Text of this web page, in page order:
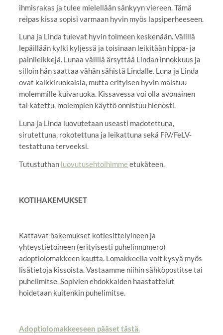
ihmisrakas ja tulee mielellään sänkyyn viereen. Tämä
reipas kissa sopisi varmaan hyvin myös lapsiperheeseen.
Luna ja Linda tulevat hyvin toimeen keskenään. Välillä
lepäillään kylki kyljessä ja toisinaan leikitään hippa- ja
painileikkejä. Lunaa välillä ärsyttää Lindan innokkuus ja
silloin hän saattaa vähän sähistä Lindalle. Luna ja Linda
ovat kaikkiruokaisia, mutta erityisen hyvin maistuu
molemmille kuivaruoka. Kissavessa voi olla avonainen
tai katettu, molempien käyttö onnistuu hienosti.
Luna ja Linda luovutetaan useasti madotettuna,
sirutettuna, rokotettuna ja leikattuna sekä FiV/FeLV-
testattuna terveeksi.
Tutustuthan luovutusehtoihimme etukäteen.
KOTIHAKEMUKSET
Kattavat hakemukset kotiesittelyineen ja
yhteystietoineen (erityisesti puhelinnumero)
adoptiolomakkeen kautta. Lomakkeella voit kysyä myös
lisätietoja kissoista. Vastaamme niihin sähköpostitse tai
puhelimitse. Sopivien ehdokkaiden haastattelut
hoidetaan kuitenkin puhelimitse.
Adoptiolomakkeeseen pääset tästä.